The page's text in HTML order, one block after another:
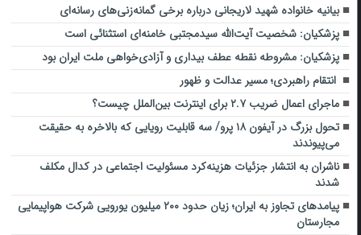
بیانیه خانواده شهید لاریجانی درباره برخی گمانه‌زنی‌های رسانه‌ای
پزشکیان: شخصیت آیت‌الله سیدمجتبی خامنه‌ای استثنائی است
پزشکیان: مشروطه نقطه عطف بیداری و آزادی‌خواهی ملت ایران بود
انتقام راهبردی؛ مسیر عدالت و ظهور
ماجرای اعمال ضریب ۲.۷ برای اینترنت بین‌الملل چیست؟
تحول بزرگ در آیفون ۱۸ پرو/ سه قابلیت رویایی که بالاخره به حقیقت
می‌پیوندند
ناشران به انتشار جزئیات هزینه‌کرد مسئولیت اجتماعی در کدال مکلف
شدند
پیامدهای تجاوز به ایران؛ زیان حدود ۲۰۰ میلیون یورویی شرکت هواپیمایی
مجارستان